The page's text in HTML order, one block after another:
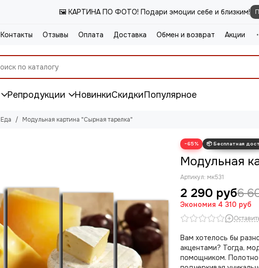
🖼️ КАРТИНА ПО ФОТО! Подари эмоции себе и близким!
Контакты Отзывы Оплата Доставка Обмен и возврат Акции
Репродукции НовинкиСкидкиПопулярное
Еда Модульная картина "Сырная тарелка"
−65%
Модульная
Артикул: мк531
2 290 руб6
Экономия 4 310 руб
Вам хотелось бы
акцентами? Тогда,
помощником. Полотно